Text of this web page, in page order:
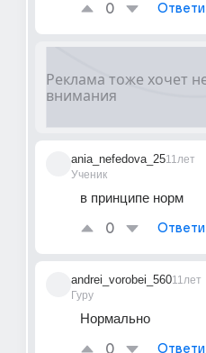
0
ania_nefedova_25
Ученик
11лет
в принципе норм
0
andrei_vorobei_560
Гуру
11лет
Нормально
0